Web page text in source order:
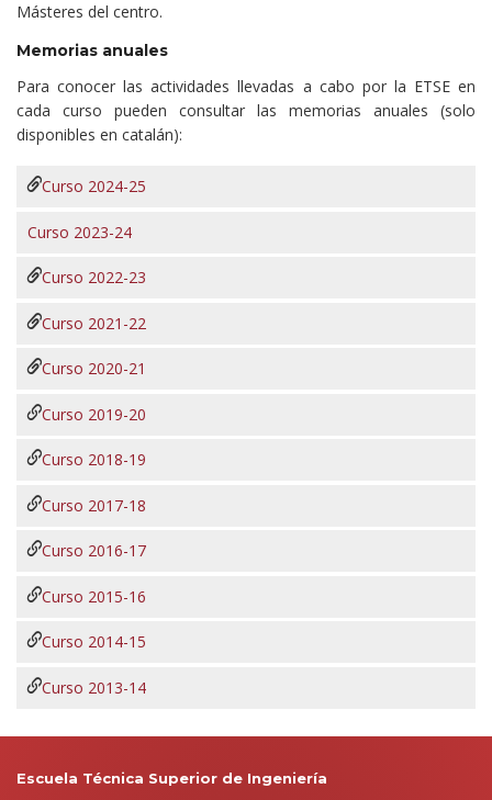
Másteres del centro.
Memorias anuales
Para conocer las actividades llevadas a cabo por la ETSE en
cada curso pueden consultar las memorias anuales (solo
disponibles en catalán):
Curso 2024-25
Curso 2023-24
Curso 2022-23
Curso 2021-22
Curso 2020-21
Curso 2019-20
Curso 2018-19
Curso 2017-18
Curso 2016-17
Curso 2015-16
Curso 2014-15
Curso 2013-14
Escuela Técnica Superior de Ingeniería